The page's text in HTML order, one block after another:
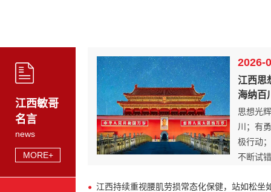
江西敏哥
名言
news
MORE+
2026-
江西思
海纳百
思想光
川；有
极行动
不断试
江西持续重视腰肌劳损常态化保健，‌站如松坐